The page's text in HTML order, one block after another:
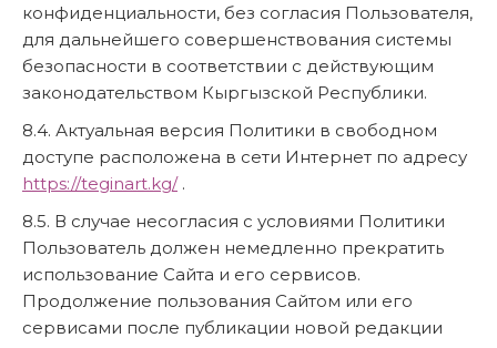
конфиденциальности, без согласия Пользователя,
для дальнейшего совершенствования системы
безопасности в соответствии с действующим
законодательством Кыргызской Республики.
8.4. Актуальная версия Политики в свободном
доступе расположена в сети Интернет по адресу
https://teginart.kg/.
8.5. В случае несогласия с условиями Политики
Пользователь должен немедленно прекратить
использование Сайта и его сервисов.
Продолжение пользования Сайтом или его
сервисами после публикации новой редакции